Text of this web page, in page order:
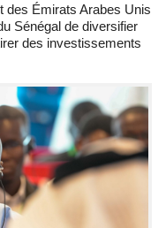
des Émirats Arabes Unis
Sénégal de diversifier
des investissements